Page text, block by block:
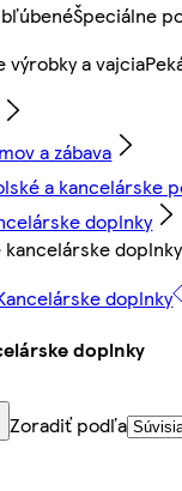
Špeciálne
výrobky a vajcia
a zábava
a kancelárske
doplnky
kancelárske doplnky
doplnky
doplnky
Zoradiť podľa